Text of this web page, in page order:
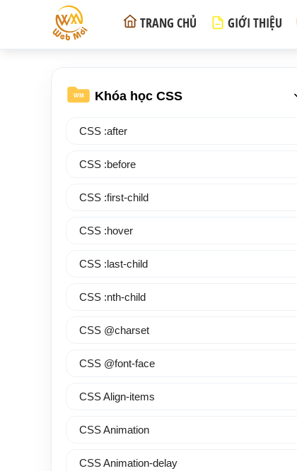
TRANG CHỦ GIỚI THIỆU
WM Khóa học CSS
CSS :after
CSS :before
CSS :first-child
CSS :hover
CSS :last-child
CSS :nth-child
CSS @charset
CSS @font-face
CSS Align-items
CSS Animation
CSS Animation-delay